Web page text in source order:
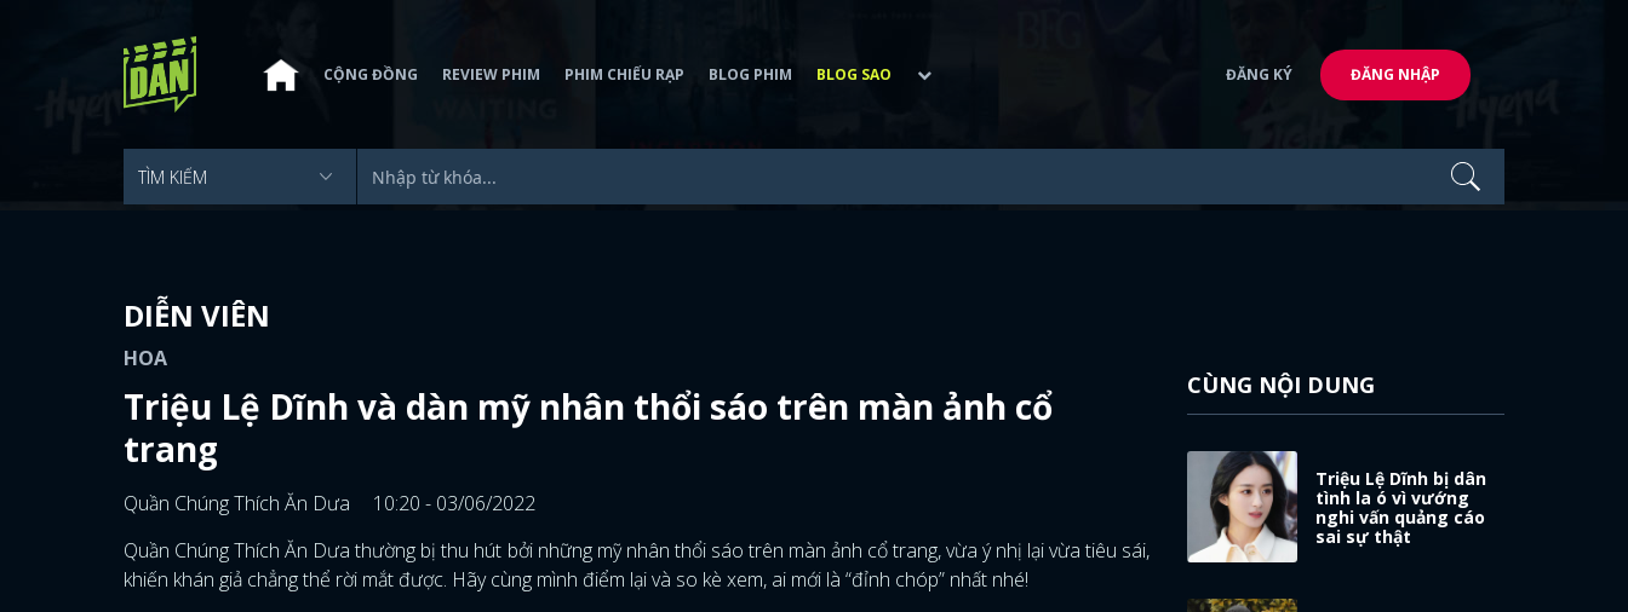
CỘNG ĐỒNG REVIEW PHIM PHIM CHIẾU RẠP BLOG PHIM BLOG SAO ĐĂNG KÝ ĐĂNG NHẬP
DIỄN VIÊN
HOA
Triệu Lệ Dĩnh và dàn mỹ nhân thổi sáo trên màn ảnh cổ
trang
Quần Chúng Thích Ăn Dưa
10:20 - 03/06/2022
Quần Chúng Thích Ăn Dưa thường bị thu hút bởi những mỹ nhân thổi sáo trên màn ảnh cổ trang, vừa ý nhị lại vừa tiêu sái,
khiến khán giả chẳng thể rời mắt được. Hãy cùng mình điểm lại và so kè xem, ai mới là “đỉnh chóp” nhất nhé!
CÙNG NỘI DUNG
Triệu Lệ Dĩnh bị dân
tình la ó vì vướng
nghi vấn quảng cáo
sai sự thật